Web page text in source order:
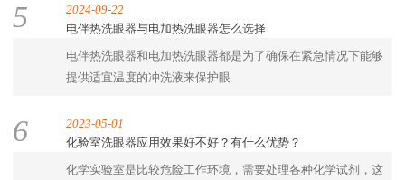
5
2024-09-22
电伴热洗眼器与电加热洗眼器怎么选择
电伴热洗眼器和电加热洗眼器都是为了确保在紧急情况下能够
提供适宜温度的冲洗液来保护眼...
6
2023-05-01
化验室洗眼器应用效果好不好？有什么优势？
化学实验室是比较危险工作环境，需要处理各种化学试剂，这